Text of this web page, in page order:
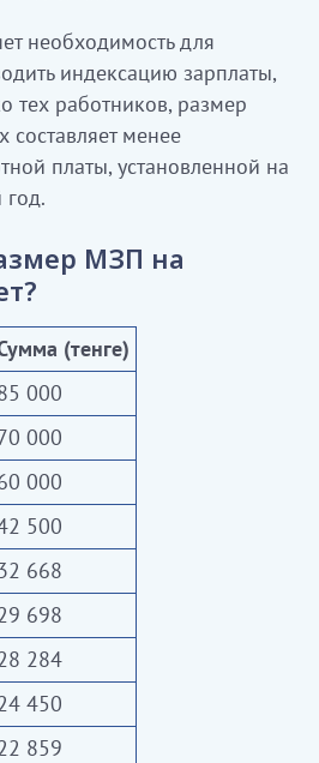
необходимость для
индексацию зарплаты,
тех работников, размер
составляет менее
платы, установленной на
МЗП на
(тенге)
000
000
000
500
668
698
284
450
859